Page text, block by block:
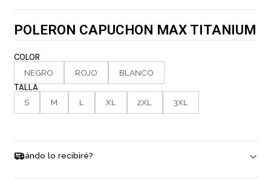
POLERON CAPUCHON MAX TITANIUM
COLOR
NEGRO ROJO BLANCO
TALLA
S M L XL 2XL 3XL
Cuándo lo recibiré?